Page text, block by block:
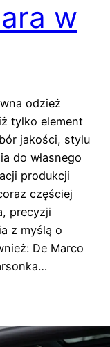
w
odzież
tylko element
jakości, stylu
do własnego
produkcji
częściej
precyzji
z myślą o
De Marco